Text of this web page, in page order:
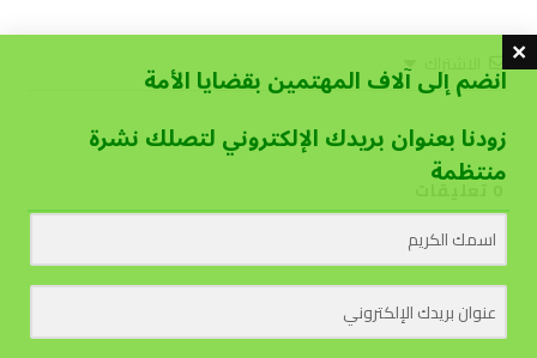
انضم إلى آلاف المهتمين بقضايا الأمة
زودنا بعنوان بريدك الإلكتروني لتصلك نشرة
منتظمة